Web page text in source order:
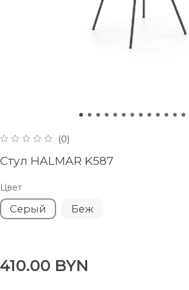
(0)
Стул HALMAR K587
Цвет
Серый Беж
410.00 BYN